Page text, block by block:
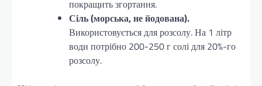
покращить згортання.
Сіль (морська, не йодована).
Використовується для розсолу. На 1 літр
води потрібно 200-250 г солі для 20%-го
розсолу.